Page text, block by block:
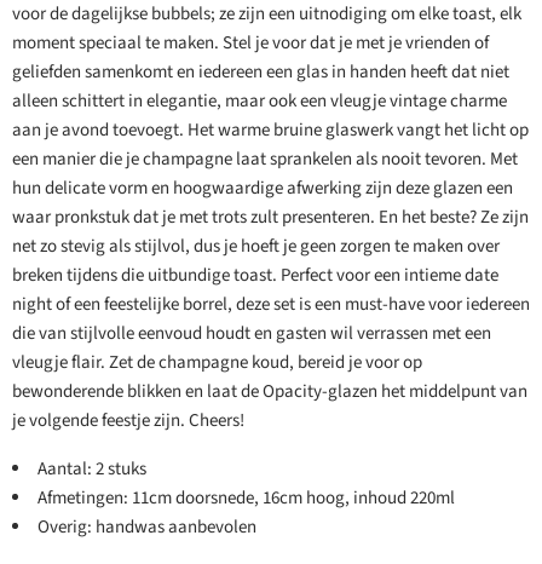
voor de dagelijkse bubbels; ze zijn een uitnodiging om elke toast, elk
moment speciaal te maken. Stel je voor dat je met je vrienden of
geliefden samenkomt en iedereen een glas in handen heeft dat niet
alleen schittert in elegantie, maar ook een vleugje vintage charme
aan je avond toevoegt. Het warme bruine glaswerk vangt het licht op
een manier die je champagne laat sprankelen als nooit tevoren. Met
hun delicate vorm en hoogwaardige afwerking zijn deze glazen een
waar pronkstuk dat je met trots zult presenteren. En het beste? Ze zijn
net zo stevig als stijlvol, dus je hoeft je geen zorgen te maken over
breken tijdens die uitbundige toast. Perfect voor een intieme date
night of een feestelijke borrel, deze set is een must-have voor iedereen
die van stijlvolle eenvoud houdt en gasten wil verrassen met een
vleugje flair. Zet de champagne koud, bereid je voor op
bewonderende blikken en laat de Opacity-glazen het middelpunt van
je volgende feestje zijn. Cheers!
Aantal: 2 stuks
Afmetingen: 11cm doorsnede, 16cm hoog, inhoud 220ml
Overig: handwas aanbevolen